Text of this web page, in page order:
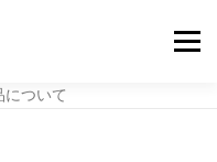
メニ
ついて